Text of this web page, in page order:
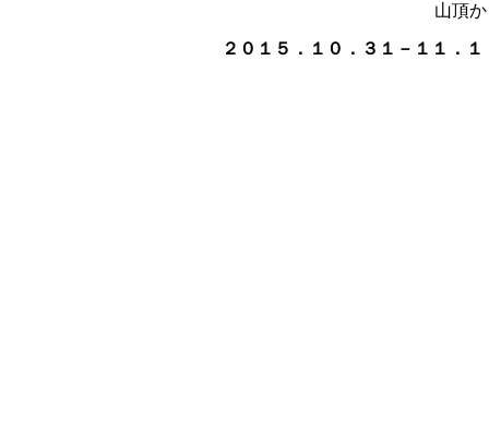
山頂
２０１５．１０．３１－１１．